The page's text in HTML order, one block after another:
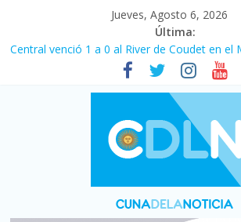
Jueves, Agosto 6, 2026
Última:
Central venció 1 a 0 al River de Coudet en el
La morosidad alcanzó su nivel más alto en
afecta a 400 mil deudores en Santa Fe
Desde que asumió Milei cerraron 41.000
denuncia crisis como en 2001
Vacaciones de invierno con más movimiento
turístico: 4,6 millones de personas viajaron
Fuerte caída de la venta de autos usados en